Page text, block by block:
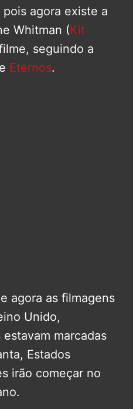
agora existe a
Whitman (Kit
seguindo a
Eternos.
agora as filmagens
Unido,
marcadas
Estados
irão começar no